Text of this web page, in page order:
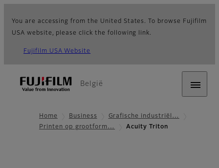
You are accessing from the United States. To browse Fujifilm
USA website, please click the following link.
Fujifilm USA Website
België
Home Business
Grafische industriël…
Printen op grootform…
Acuity Triton